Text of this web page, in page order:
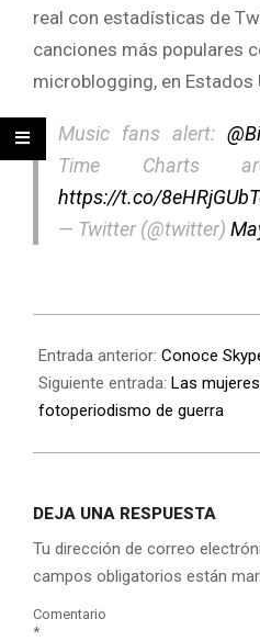
real con estadísticas de
canciones más populares
microblogging, en Estados
Music fans alert:
Time Charts
https://t.co/
— Twitter (@twitter)
Entrada anterior: Conoce
Siguiente entrada: Las
fotoperiodismo de guerra
DEJA UNA RESPUESTA
Tu dirección de correo
campos obligatorios están
Comentario
*